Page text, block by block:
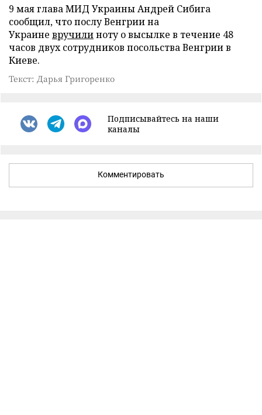
9 мая глава МИД Украины Андрей Сибига
сообщил, что послу Венгрии на
Украине вручилиноту о высылке в течение 48
часов двух сотрудников посольства Венгрии в
Киеве.
Текст: Дарья Григоренко
Подписывайтесь на наши
каналы
Комментировать